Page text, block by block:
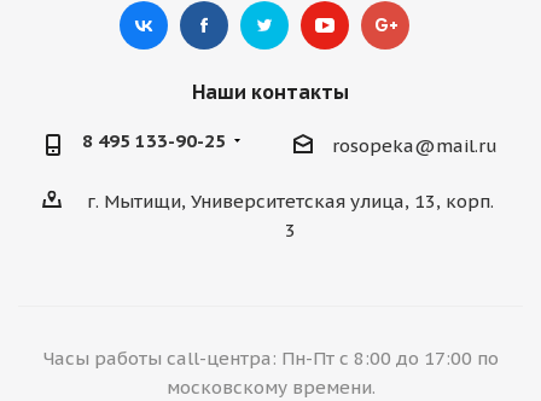
Наши контакты
8 495 133-90-25 rosopeka@mail.ru
г. Мытищи, Университетская улица, 13, корп.
3
Часы работы call-центра: Пн-Пт с 8:00 до 17:00 по
московскому времени.